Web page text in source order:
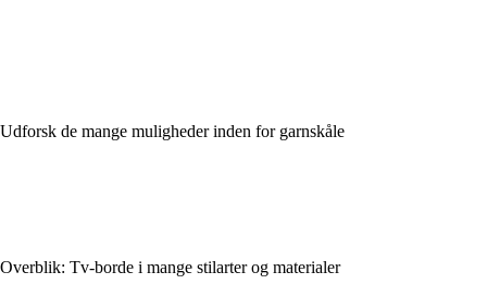
Udforsk de mange muligheder inden for garnskåle
Overblik: Tv-borde i mange stilarter og materialer